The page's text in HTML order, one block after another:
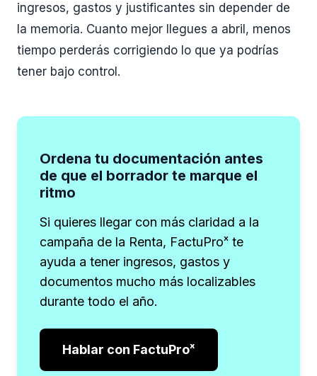
ingresos, gastos y justificantes sin depender de
la memoria. Cuanto mejor llegues a abril, menos
tiempo perderás corrigiendo lo que ya podrías
tener bajo control.
Ordena tu documentación antes
de que el borrador te marque el
ritmo
Si quieres llegar con más claridad a la
campaña de la Renta, FactuProˣ te
ayuda a tener ingresos, gastos y
documentos mucho más localizables
durante todo el año.
Hablar con FactuProˣ